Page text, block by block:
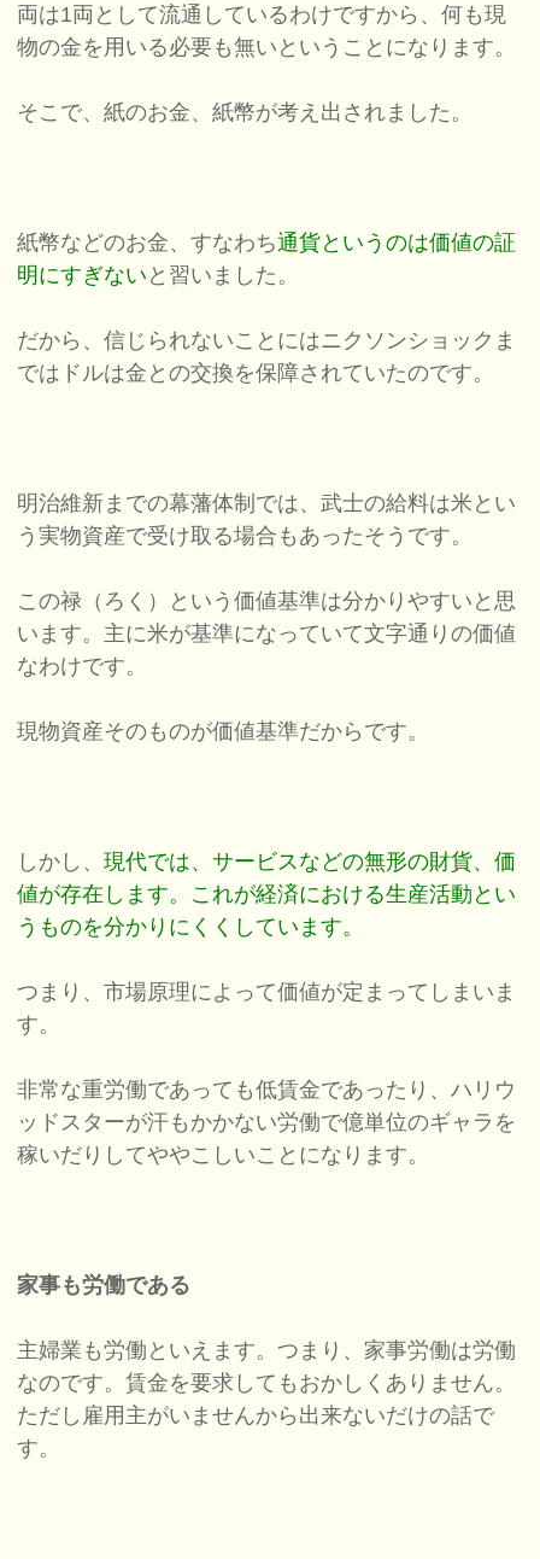
両は1両として流通しているわけですから、何も現
物の金を用いる必要も無いということになります。
そこで、紙のお金、紙幣が考え出されました。
紙幣などのお金、すなわち通貨というのは価値の証
明にすぎない と習いました。
だから、信じられないことにはニクソンショックま
ではドルは金との交換を保障されていたのです。
明治維新までの幕藩体制では、武士の給料は米とい
う実物資産で受け取る場合もあったそうです。
この禄（ろく）という価値基準は分かりやすいと思
います。主に米が基準になっていて文字通りの価値
なわけです。
現物資産そのものが価値基準だからです。
しかし、現代では、サービスなどの無形の財貨、価
値が存在します。これが経済における生産活動とい
うものを分かりにくくしています。
つまり、市場原理によって価値が定まってしまいま
す。
非常な重労働であっても低賃金であったり、ハリウ
ッドスターが汗もかかない労働で億単位のギャラを
稼いだりしてややこしいことになります。
家事も労働である
主婦業も労働といえます。つまり、家事労働は労働
なのです。賃金を要求してもおかしくありません。
ただし雇用主がいませんから出来ないだけの話で
す。